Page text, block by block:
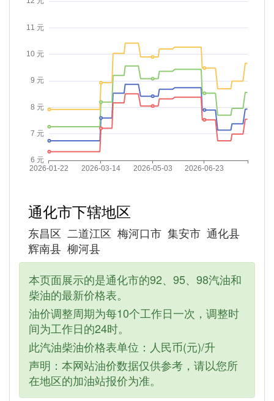
通化市下辖地区
东昌区 二道江区 梅河口市 集安市 通化县
辉南县 柳河县
本页面展示的是通化市的92、95、98汽油和
柴油的最新价格表。
油价调整周期为每10个工作日一次，调整时
间为工作日的24时。
此汽油柴油价格表单位：人民币(元)/升
声明：本网站油价数据仅供参考，请以您所
在地区的加油站报价为准。